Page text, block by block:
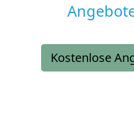
Kostenlose